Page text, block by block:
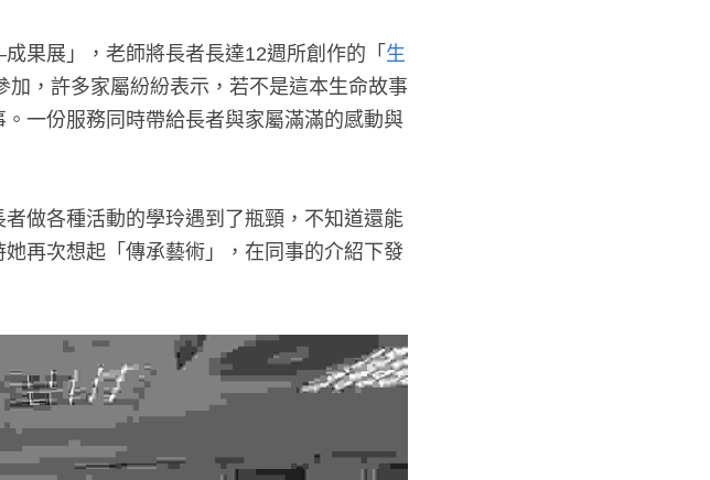
果展」，老師將長者長達12週所創作的「 生
，許多家屬紛紛表示，若不是這本生命故事
一份服務同時帶給長者與家屬滿滿的感動與
做各種活動的學玲遇到了瓶頸，不知道還能
再次想起「傳承藝術」，在同事的介紹下發